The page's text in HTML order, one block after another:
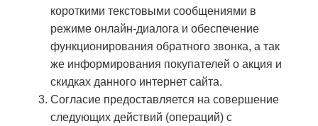
короткими текстовыми сообщениями в
режиме онлайн-диалога и обеспечение
функционирования обратного звонка, а так
же информирования покупателей о акция и
скидках данного интернет сайта.
Согласие предоставляется на совершение
следующих действий (операций) с